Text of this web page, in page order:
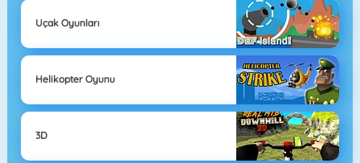
Uçak Oyunları
Helikopter Oyunu
3D